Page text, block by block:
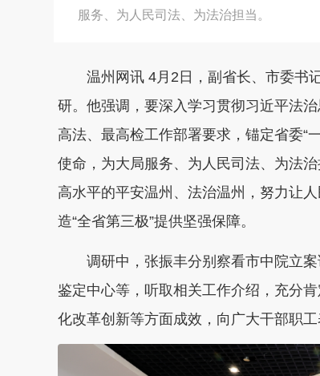
服务、为人民司法、为法治担当。
温州网讯 4月2日，副省长、市委书
研。他强调，要深入学习贯彻习近平法
高法、最高检工作部署要求，锚定省委“
使命，为大局服务、为人民司法、为法
高水平的平安温州、法治温州，努力让
造“全省第三极”提供坚强保障。
调研中，张振丰分别察看市中院立
鉴定中心等，听取相关工作介绍，充分
化改革创新等方面成效，向广大干部职工